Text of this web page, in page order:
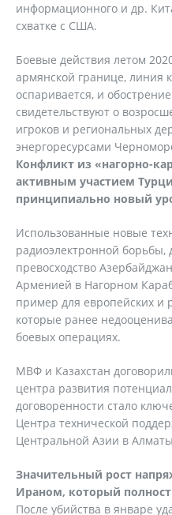
информационного и др.
схватке с США.
Боевые действия летом
армянской границе, линия
оспаривается, и
свидетельствуют о
игроков и региональных
энергоресурсами
Конфликт из «нагорно-
активным участием
принципиально новый
Использованные новые
радиоэлектронной
превосходство
Арменией в Нагорном
пример для европейских и
которые ранее
боевых операциях.
МВФ и Казахстан
центра развития
договоренности стало
Центра технической
Центральной Азии в
Значительный рост
Ираном, который
После убийства в январе